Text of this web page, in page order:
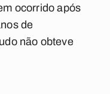
ocorrido após
de
não obteve